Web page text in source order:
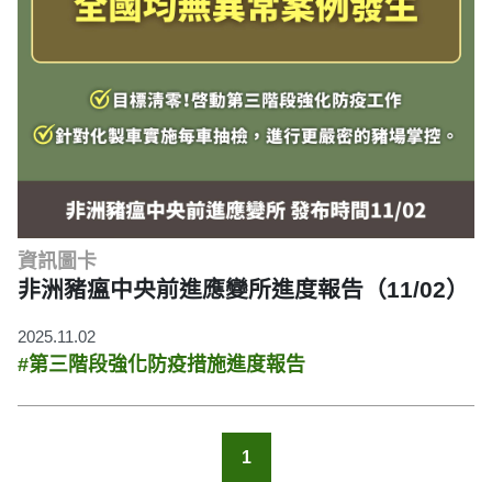
資訊圖卡
非洲豬瘟中央前進應變所進度報告（11/02）
2025.11.02
#第三階段強化防疫措施進度報告
1